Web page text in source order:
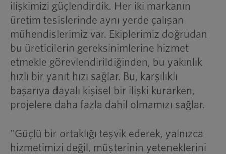
ilişkimizi güçlendirdik. Her iki markanın
üretim tesislerinde aynı yerde çalışan
mühendislerimiz var. Ekiplerimiz doğrudan
bu üreticilerin gereksinimlerine hizmet
etmekle görevlendirildiğinden, bu yakınlık
hızlı bir yanıt hızı sağlar. Bu, karşılıklı
başarıya dayalı kişisel bir ilişki kurarken,
projelere daha fazla dahil olmamızı sağlar.
"Güçlü bir ortaklığı teşvik ederek, yalnızca
hizmetimizi değil, müşterinin yeteneklerini